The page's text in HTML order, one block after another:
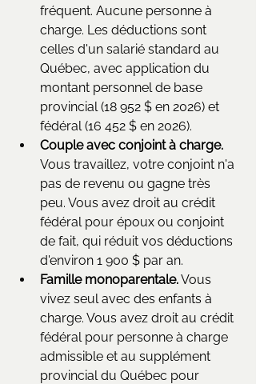
fréquent. Aucune personne à
charge. Les déductions sont
celles d'un salarié standard au
Québec, avec application du
montant personnel de base
provincial (18 952 $ en 2026) et
fédéral (16 452 $ en 2026).
Couple avec conjoint à charge.
Vous travaillez, votre conjoint n'a
pas de revenu ou gagne très
peu. Vous avez droit au crédit
fédéral pour époux ou conjoint
de fait, qui réduit vos déductions
d'environ 1 900 $ par an.
Famille monoparentale. Vous
vivez seul avec des enfants à
charge. Vous avez droit au crédit
fédéral pour personne à charge
admissible et au supplément
provincial du Québec pour